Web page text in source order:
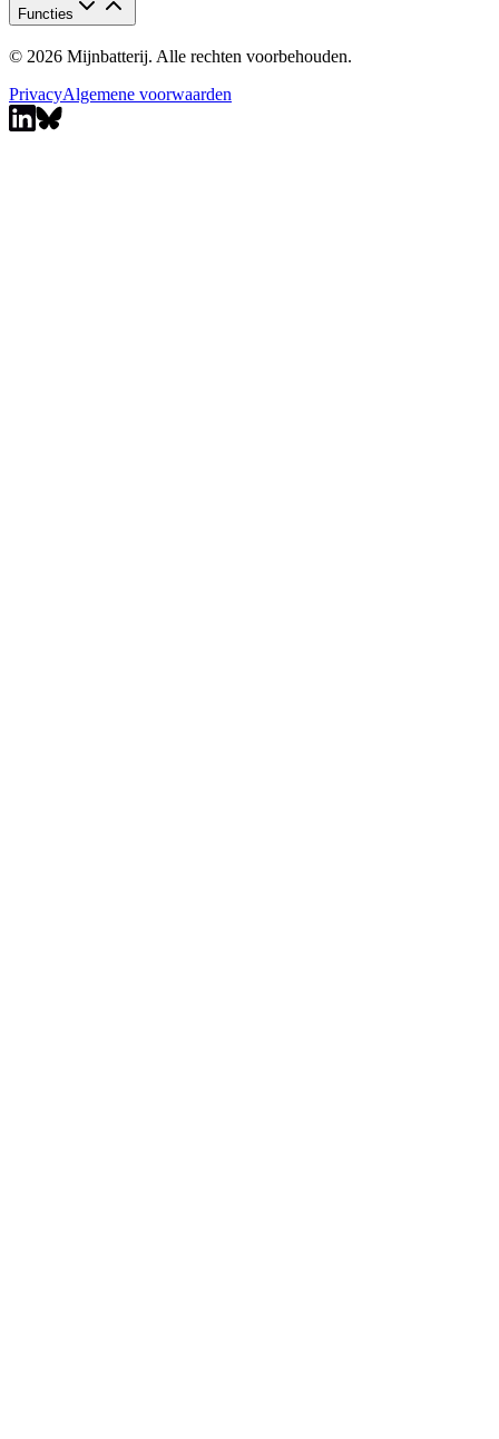
Functies
© 2026 Mijnbatterij. Alle rechten voorbehouden.
PrivacyAlgemene voorwaarden